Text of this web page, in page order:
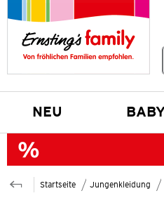
NEU
Startseite Jungenkleidung